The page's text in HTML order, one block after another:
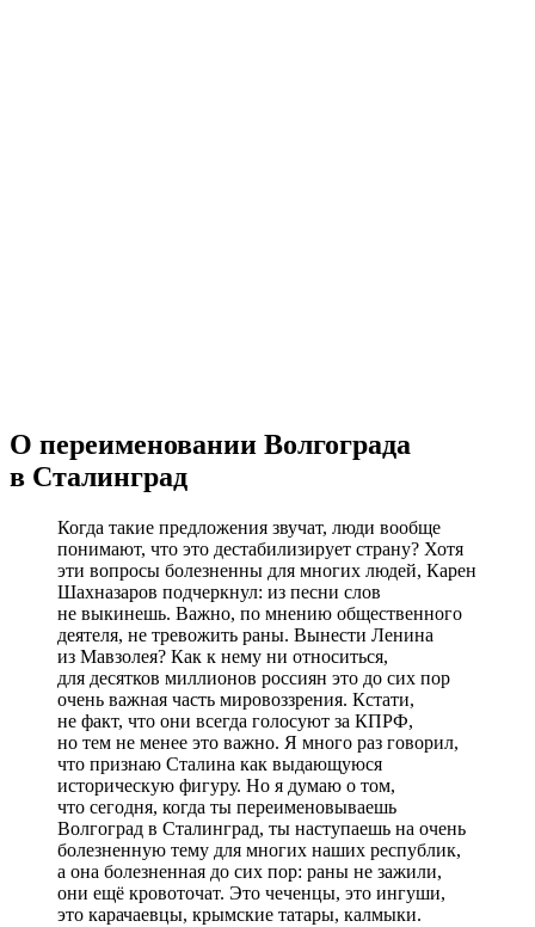
О переименовании Волгограда
в Сталинград
Когда такие предложения звучат, люди вообще
понимают, что это дестабилизирует страну? Хотя
эти вопросы болезненны для многих людей, Карен
Шахназаров подчеркнул: из песни слов
не выкинешь. Важно, по мнению общественного
деятеля, не тревожить раны. Вынести Ленина
из Мавзолея? Как к нему ни относиться,
для десятков миллионов россиян это до сих пор
очень важная часть мировоззрения. Кстати,
не факт, что они всегда голосуют за КПРФ,
но тем не менее это важно. Я много раз говорил,
что признаю Сталина как выдающуюся
историческую фигуру. Но я думаю о том,
что сегодня, когда ты переименовываешь
Волгоград в Сталинград, ты наступаешь на очень
болезненную тему для многих наших республик,
а она болезненная до сих пор: раны не зажили,
они ещё кровоточат. Это чеченцы, это ингуши,
это карачаевцы, крымские татары, калмыки.